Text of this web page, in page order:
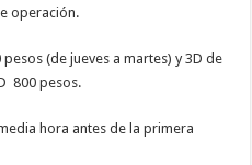
operación.
(de jueves a martes) y 3D de
800 pesos.
hora antes de la primera